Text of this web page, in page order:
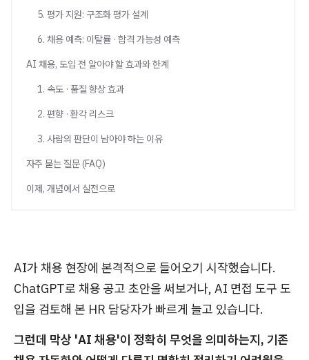
5. 평가 지원: 구조화 평가 설계
6. 채용 예측: 이탈률 · 합격 가능성 예측
AI 채용, 도입 전 알아야 할 효과와 한계
1. 속도 · 품질 향상 효과
2. 편향 · 환각 리스크
3. 사람의 판단이 남아야 하는 이유
자주 묻는 질문 (FAQ)
이제, 개념에서 실전으로
AI가 채용 현장에 본격적으로 들어오기 시작했습니다.
ChatGPT로 채용 공고 초안을 써보거나, AI 면접 도구 도
입을 검토해 본 HR 담당자가 빠르게 늘고 있습니다.
그런데 막상 'AI 채용'이 정확히 무엇을 의미하는지, 기존